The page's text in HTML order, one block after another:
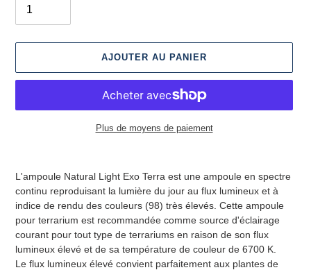
AJOUTER AU PANIER
Plus de moyens de paiement
produit
panier
L'ampoule Natural Light Exo Terra est une ampoule en spectre
continu reproduisant la lumière du jour au flux lumineux et à
indice de rendu des couleurs (98) très élevés. Cette ampoule
pour terrarium est recommandée comme source d'éclairage
courant pour tout type de terrariums en raison de son flux
lumineux élevé et de sa température de couleur de 6700 K.
Le flux lumineux élevé convient parfaitement aux plantes de